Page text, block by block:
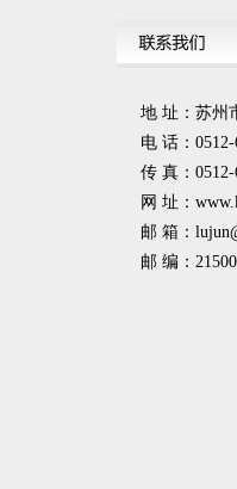
地 址：苏州
电 话：0512-
传 真：0512-
网 址：
邮 箱：
邮 编：